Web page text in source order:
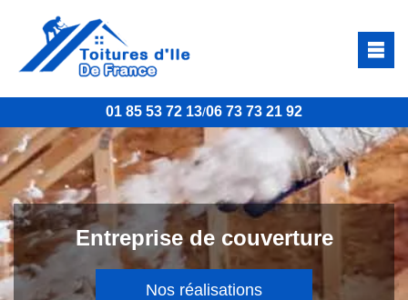
01 85 53 72 13/06 73 73 21 92
Entreprise de couverture
Nos réalisations